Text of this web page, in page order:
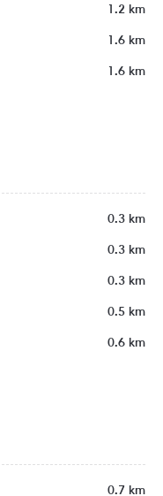
1.2 km
1.6 km
1.6 km
0.3 km
0.3 km
0.3 km
0.5 km
0.6 km
0.7 km